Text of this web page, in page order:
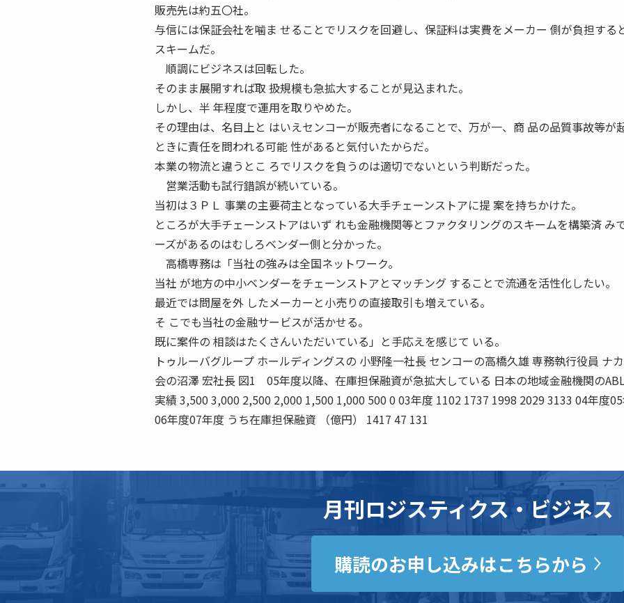
販売先は約五〇社。
与信には保証会社を噛ま せることでリスクを回避し、保証料は実費をメーカー 側が負担する
スキームだ。
順調にビジネスは回転した。
そのまま展開すれば取 扱規模も急拡大することが見込まれた。
しかし、半 年程度で運用を取りやめた。
その理由は、名目上と はいえセンコーが販売者になることで、万が一、商 品の品質事故等が
ときに責任を問われる可能 性があると気付いたからだ。
本業の物流と違うとこ ろでリスクを負うのは適切でないという判断だった。
営業活動も試行錯誤が続いている。
当初は３ＰＬ 事業の主要荷主となっている大手チェーンストアに提 案を持ちかけた。
ところが大手チェーンストアはいず れも金融機関等とファクタリングのスキームを構築済 み
ーズがあるのはむしろベンダー側と分かった。
高橋専務は「当社の強みは全国ネットワーク。
当社 が地方の中小ベンダーをチェーンストアとマッチング することで流通を活性化したい。
最近では問屋を外 したメーカーと小売りの直接取引も増えている。
そ こでも当社の金融サービスが活かせる。
既に案件の 相談はたくさんいただいている」と手応えを感じて いる。
トゥルーバグループ ホールディングスの 小野隆一社長 センコーの高橋久雄 専務執行役員 ナ
会の沼澤 宏社長 図1 05年度以降、在庫担保融資が急拡大している 日本の地域金融機関の
実績 3,500 3,000 2,500 2,000 1,500 1,000 500 0 03年度 1102 1737 1998 2029 3133 04年度
06年度07年度 うち在庫担保融資 （億円） 1417 47 131
月刊ロジスティクス・ビジネス
購読のお申し込みはこちらから